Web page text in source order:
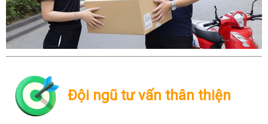
Đội ngũ tư vấn thân thiện